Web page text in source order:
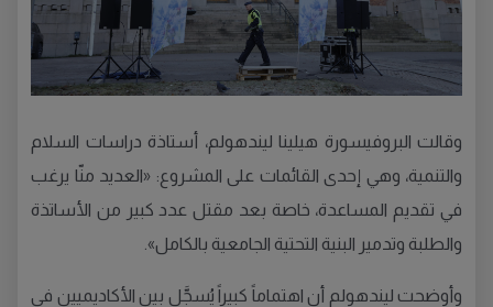
وقالت البروفيسورة هيلينا ليندهولم، أستاذة دراسات السلام
والتنمية، وهي إحدى القائمات على المشروع: «العديد منّا يرغب
في تقديم المساعدة، خاصة بعد مقتل عدد كبير من الأساتذة
والطلبة وتدمير البنية التحتية الجامعية بالكامل».
وأوضحت ليندهولم أن اهتماماً كبيراً يُسجَّل بين الأكاديميين في